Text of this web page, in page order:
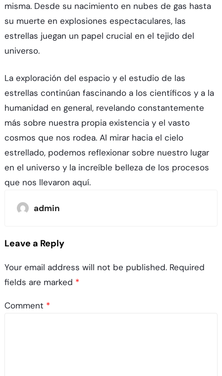
misma. Desde su nacimiento en nubes de gas hasta
su muerte en explosiones espectaculares, las
estrellas juegan un papel crucial en el tejido del
universo.
La exploración del espacio y el estudio de las
estrellas continúan fascinando a los científicos y a la
humanidad en general, revelando constantemente
más sobre nuestra propia existencia y el vasto
cosmos que nos rodea. Al mirar hacia el cielo
estrellado, podemos reflexionar sobre nuestro lugar
en el universo y la increíble belleza de los procesos
que nos llevaron aquí.
admin
Leave a Reply
Your email address will not be published. Required
fields are marked *
Comment *